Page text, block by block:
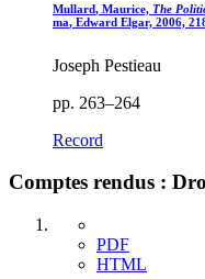
Mullard, Maurice, The
ma, Edward Elgar, 2006,
Joseph Pestieau
pp. 263–264
Record
Comptes rendus :
PDF
HTML